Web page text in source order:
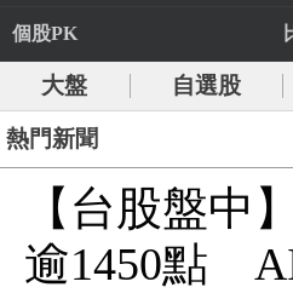
個股PK
大盤 自選股
熱門新聞
【台股盤中
逾1450點